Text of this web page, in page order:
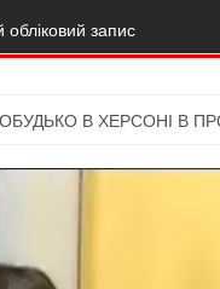
обліковий запис
В ХЕРСОНІ В